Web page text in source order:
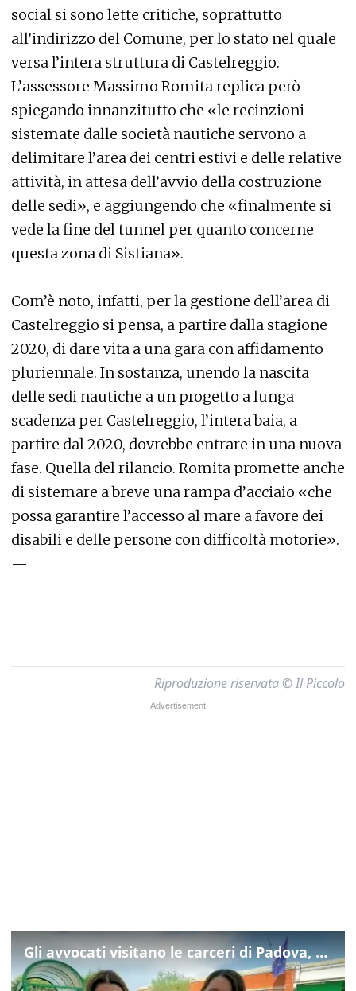
social si sono lette critiche, soprattutto
all’indirizzo del Comune, per lo stato nel quale
versa l’intera struttura di Castelreggio.
L’assessore Massimo Romita replica però
spiegando innanzitutto che «le recinzioni
sistemate dalle società nautiche servono a
delimitare l’area dei centri estivi e delle relative
attività, in attesa dell’avvio della costruzione
delle sedi», e aggiungendo che «finalmente si
vede la fine del tunnel per quanto concerne
questa zona di Sistiana».
Com’è noto, infatti, per la gestione dell’area di
Castelreggio si pensa, a partire dalla stagione
2020, di dare vita a una gara con affidamento
pluriennale. In sostanza, unendo la nascita
delle sedi nautiche a un progetto a lunga
scadenza per Castelreggio, l’intera baia, a
partire dal 2020, dovrebbe entrare in una nuova
fase. Quella del rilancio. Romita promette anche
di sistemare a breve una rampa d’acciaio «che
possa garantire l’accesso al mare a favore dei
disabili e delle persone con difficoltà motorie».
—
Riproduzione riservata © Il Piccolo
Gli avvocati visitano le carceri di Padova, ecco cosa hanno trovato